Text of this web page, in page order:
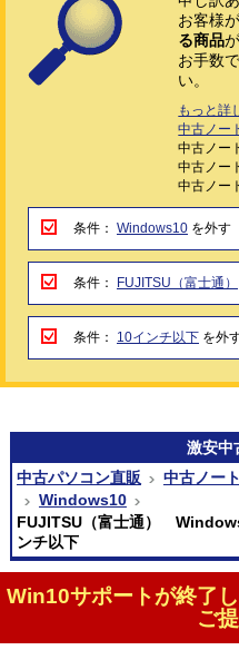
お客様
る商品
お手数
い。
もっと詳
中古ノー
中古ノー
中古ノー
中古ノー
条件： Windows10 を外す
条件： FUJITSU（富士通）
条件： 10インチ以下 を外
激安中
中古パソコン直販
中古ノー
Windows10
FUJITSU（富士通）
ンチ以下
Win10サポートが終了
ご